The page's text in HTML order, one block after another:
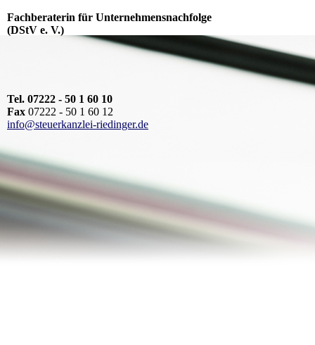
Fachberaterin für Unternehmensnachfolge
(DStV e. V.)
Tel. 07222 - 50 1 60 10
Fax 07222 - 50 1 60 12
info@steuerkanzlei-riedinger.de